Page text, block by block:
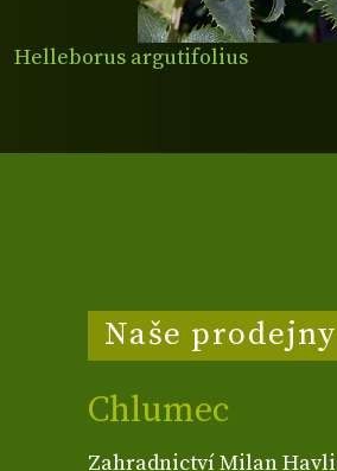
Helleborus argutifolius
Naše prodejny
Chlumec
Zahradnictví Milan